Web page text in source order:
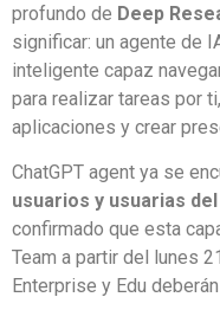
profundo de Deep
significar: un agente de
inteligente capaz
para realizar tareas por
aplicaciones y crear
ChatGPT agent ya se
usuarios y usuarias del
confirmado que esta
Team a partir del lunes
Enterprise y Edu